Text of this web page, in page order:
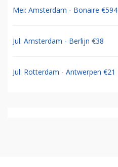
Mei: Amsterdam - Bonaire €594
Jul: Amsterdam - Berlijn €38
Jul: Rotterdam - Antwerpen €21